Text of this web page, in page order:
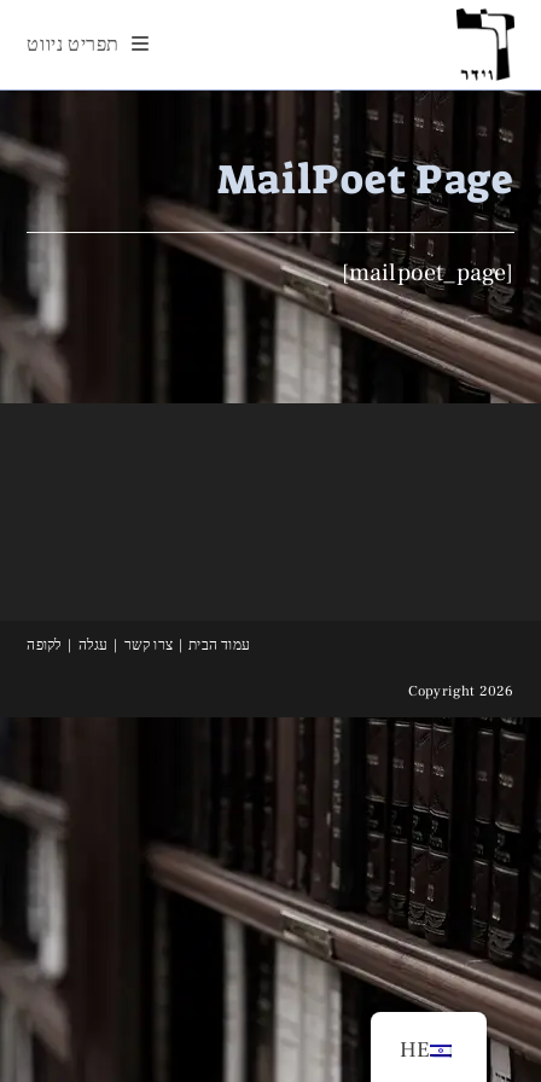
Skip
content
תפריט ניווט
MailPoet Page
[mailpoet_page]
עמוד הבית צרו קשר עגלה לקופה
Copyright 2026
HE